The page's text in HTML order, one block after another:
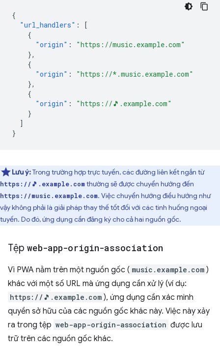
{
"url_handlers" :
[
{
"origin" :
"https://music.example.com"
},
{
"origin" :
"https://*.music.example.com"
},
{
"origin" :
"https://🎵.example.com"
}
]
}
Lưu ý:Trong trường hợp trực tuyến, các đường liên kết ngắn từ
https://🎵.example.comthường sẽ được chuyển hướng đến
https://music.example.com. Việc chuyển hướng điều hướng như
vậy không phải là giải pháp thay thế tốt đối với các tình huống ngoại
tuyến. Do đó, ứng dụng cần đăng ký cho cả hai nguồn gốc.
Tệp web-app-origin-association
Vì PWA nằm trên một nguồn gốc ( music.example.com )
khác với một số URL mà ứng dụng cần xử lý (ví dụ:
https://🎵.example.com ), ứng dụng cần xác minh
quyền sở hữu của các nguồn gốc khác này. Việc này xảy
ra trong tệp web-app-origin-association được lưu
trữ trên các nguồn gốc khác.